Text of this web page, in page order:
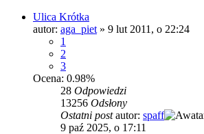
Ulica Krótka
autor: aga_piet » 9 lut 2011, o 22:24
1
2
3
Ocena: 0.98%
28 Odpowiedzi
13256 Odsłony
Ostatni postautor: spaff
9 paź 2025, o 17:11